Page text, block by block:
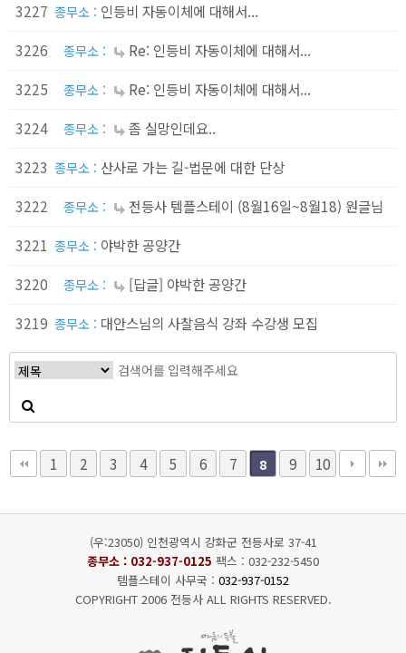
3227 종무소 : 인등비 자동이체에 대해서...
3226
종무소 :
Re: 인등비 자동이체에 대해서...
3225
종무소 :
Re: 인등비 자동이체에 대해서...
3224
종무소 :
좀 실망인데요..
3223 종무소 : 산사로 가는 길-법문에 대한 단상
3222
종무소 :
전등사 템플스테이 (8월16일~8월18) 원글님
3221 종무소 : 야박한 공양간
3220
종무소 :
[답글] 야박한 공양간
3219 종무소 : 대안스님의 사찰음식 강좌 수강생 모집
1 2 3 4 5 6 7 8 9 10
(우:23050) 인천광역시 강화군 전등사로 37-41
종무소 : 032-937-0125 팩스 : 032-232-5450
템플스테이 사무국 : 032-937-0152
COPYRIGHT 2006 전등사 ALL RIGHTS RESERVED.